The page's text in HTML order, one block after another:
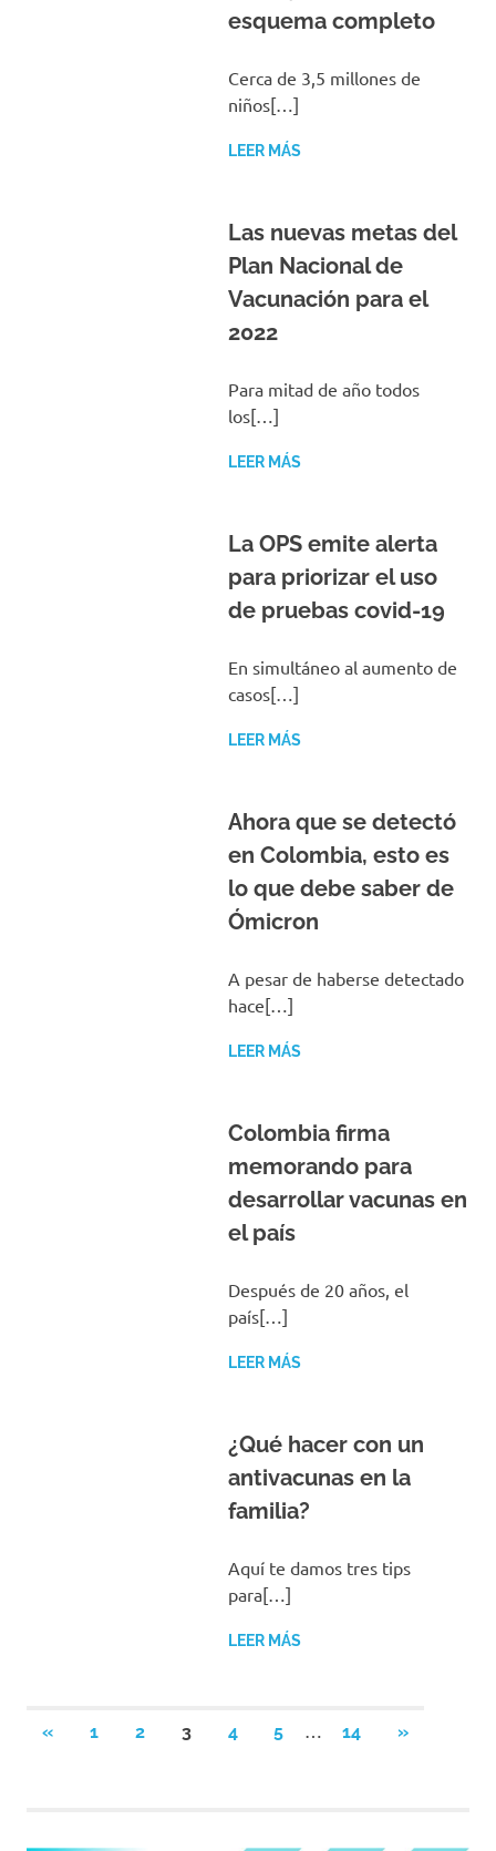
esquema completo
Cerca de 3,5 millones de
niños[…]
LEER MÁS
Las nuevas metas del
Plan Nacional de
Vacunación para el
2022
Para mitad de año todos
los[…]
LEER MÁS
La OPS emite alerta
para priorizar el uso
de pruebas covid-19
En simultáneo al aumento de
casos[…]
LEER MÁS
Ahora que se detectó
en Colombia, esto es
lo que debe saber de
Ómicron
A pesar de haberse detectado
hace[…]
LEER MÁS
Colombia firma
memorando para
desarrollar vacunas en
el país
Después de 20 años, el
país[…]
LEER MÁS
¿Qué hacer con un
antivacunas en la
familia?
Aquí te damos tres tips
para[…]
LEER MÁS
Navegación
«ENTRADAS
1 2 3 4 5 … 14 »